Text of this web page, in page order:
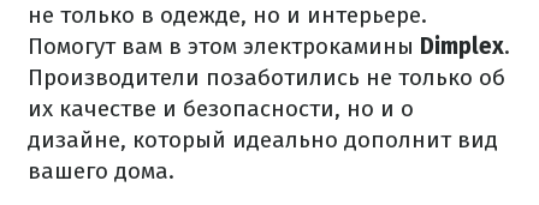
не только в одежде, но и интерьере.
Помогут вам в этом электрокамины Dimplex.
Производители позаботились не только об
их качестве и безопасности, но и о
дизайне, который идеально дополнит вид
вашего дома.